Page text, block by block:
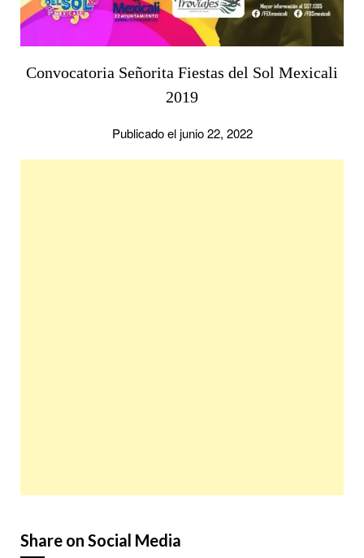
Convocatoria Señorita Fiestas del Sol Mexicali
2019
Publicado el junio 22, 2022
Share on Social Media